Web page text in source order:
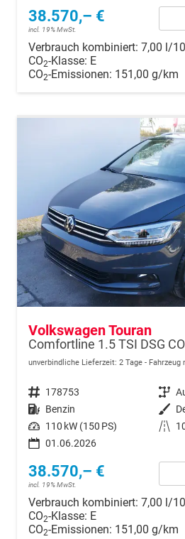
38.570,– €
incl. 19% MwSt.
Verbrauch kombiniert: 7,00 l/
CO2-Klasse: E
CO2-Emissionen: 151,00 g/km
Volkswagen Touran
unverbindliche Lieferzeit: 2 Tage Fahrzeug
Fahrzeugnr. 178753 Getriebe
Kraftstoff Benzin Außenfarbe
Leistung 110 kW (150 PS) Kilometerstand
01.06.2026
38.570,– €
incl. 19% MwSt.
Verbrauch kombiniert: 7,00 l/
CO2-Klasse: E
CO2-Emissionen: 151,00 g/km